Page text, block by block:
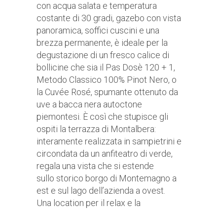
con acqua salata e temperatura
costante di 30 gradi, gazebo con vista
panoramica, soffici cuscini e una
brezza permanente, è ideale per la
degustazione di un fresco calice di
bollicine che sia il Pas Dosè 120 + 1,
Metodo Classico 100% Pinot Nero, o
la Cuvée Rosé, spumante ottenuto da
uve a bacca nera autoctone
piemontesi. È così che stupisce gli
ospiti la terrazza di Montalbera:
interamente realizzata in sampietrini e
circondata da un anfiteatro di verde,
regala una vista che si estende
sullo storico borgo di Montemagno a
est e sul lago dell’azienda a ovest.
Una location per il relax e la